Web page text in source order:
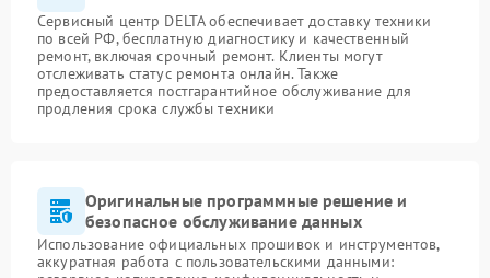
Сервисный центр DELTA обеспечивает доставку техники
по всей РФ, бесплатную диагностику и качественный
ремонт, включая срочный ремонт. Клиенты могут
отслеживать статус ремонта онлайн. Также
предоставляется постгарантийное обслуживание для
продления срока службы техники
Оригинальные программные решение и
безопасное обслуживание данных
Использование официальных прошивок и инструментов,
аккуратная работа с пользовательскими данными: